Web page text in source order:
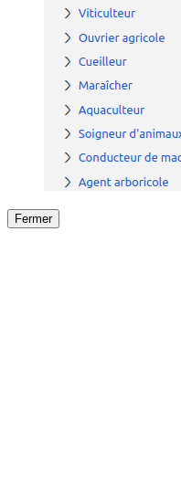
Fermer